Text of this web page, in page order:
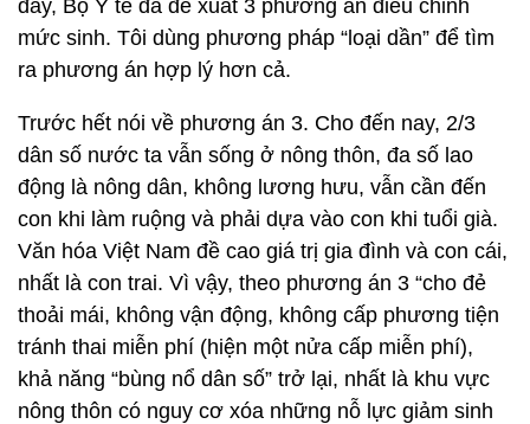
đây, Bộ Y tế đã đề xuất 3 phương án điều chỉnh
mức sinh. Tôi dùng phương pháp “loại dần” để tìm
ra phương án hợp lý hơn cả.
Trước hết nói về phương án 3. Cho đến nay, 2/3
dân số nước ta vẫn sống ở nông thôn, đa số lao
động là nông dân, không lương hưu, vẫn cần đến
con khi làm ruộng và phải dựa vào con khi tuổi già.
Văn hóa Việt Nam đề cao giá trị gia đình và con cái,
nhất là con trai. Vì vậy, theo phương án 3 “cho đẻ
thoải mái, không vận động, không cấp phương tiện
tránh thai miễn phí (hiện một nửa cấp miễn phí),
khả năng “bùng nổ dân số” trở lại, nhất là khu vực
nông thôn có nguy cơ xóa những nỗ lực giảm sinh